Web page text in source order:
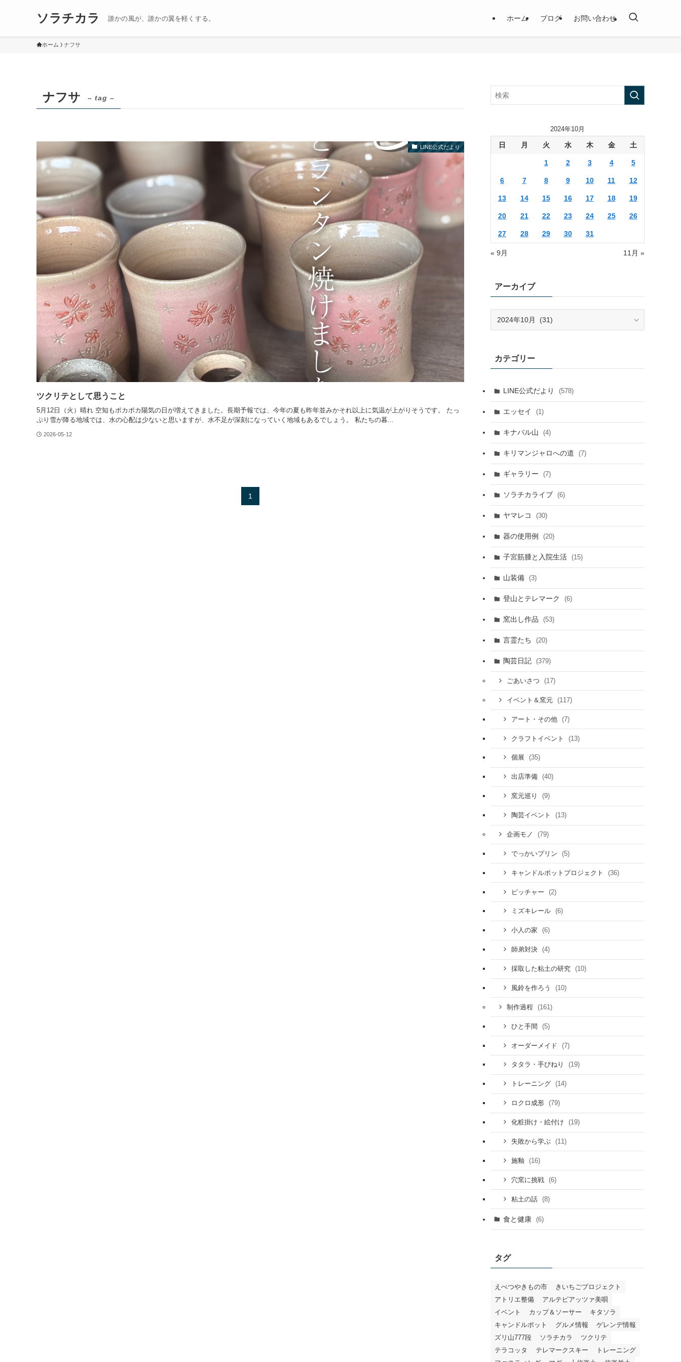
ソラチカラ 誰かの風が、誰かの翼を軽くする。 ホーム ブログ お問い合わせ
ホーム ナフサ
ナフサ – tag –
LINE公式だより
ツクリテとして思うこと
5月12日（火）晴れ 空知もポカポカ陽気の日が増えてきました。長期予報では、今年の夏も昨年並みかそれ以上に気温が上がりそうです。 たっ
ぷり雪が降る地域では、水の心配は少ないと思いますが、水不足が深刻になっていく地域もあるでしょう。 私たちの暮...
2026-05-12
1
2024年10月
日 月 火 水 木 金 土
1 2 3 4 5
6 7 8 9 10 11 12
13 14 15 16 17 18 19
20 21 22 23 24 25 26
27 28 29 30 31
« 9月 11月 »
アーカイブ
ブカテゴリー
LINE公式だより (578)
エッセイ (1)
キナバル山 (4)
キリマンジャロへの道 (7)
ギャラリー (7)
ソラチカライブ (6)
ヤマレコ (30)
器の使用例 (20)
子宮筋腫と入院生活 (15)
山装備 (3)
登山とテレマーク (6)
窯出し作品 (53)
言霊たち (20)
陶芸日記 (379)
ごあいさつ (17)
イベント＆窯元 (117)
アート・その他 (7)
クラフトイベント (13)
個展 (35)
出店準備 (40)
窯元巡り (9)
陶芸イベント (13)
企画モノ (79)
でっかいプリン (5)
キャンドルポットプロジェクト (36)
ピッチャー (2)
ミズキレール (6)
小人の家 (6)
師弟対決 (4)
採取した粘土の研究 (10)
風鈴を作ろう (10)
制作過程 (161)
ひと手間 (5)
オーダーメイド (7)
タタラ・手びねり (19)
トレーニング (14)
ロクロ成形 (79)
化粧掛け・絵付け (19)
失敗から学ぶ (11)
施釉 (16)
穴窯に挑戦 (6)
粘土の話 (8)
食と健康 (6)
タグ
えべつやきもの市
きいちごプロジェクト
アトリエ整備
アルテピアッツァ美唄
イベント
カップ＆ソーサー
キタソラ
キャンドルポット
グルメ情報
ゲレンデ情報
ズリ山777段
ソラチカラ
ツクリテ
テラコッタ
テレマークスキー
トレーニング